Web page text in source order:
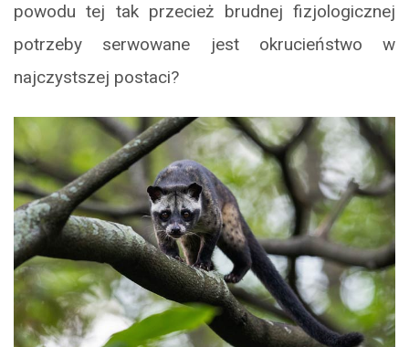
powodu tej tak przecież brudnej fizjologicznej
potrzeby serwowane jest okrucieństwo w
najczystszej postaci?